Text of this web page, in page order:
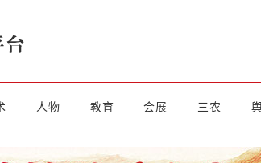
人物 教育 会展 三农